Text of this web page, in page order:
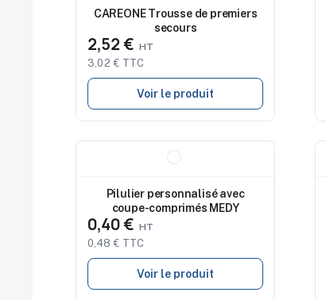
CAREONE Trousse de premiers
secours
2,52 €
3,02 € TTC
Voir le produit
Pilulier personnalisé avec
coupe-comprimés MEDY
0,40 €
0,48 € TTC
Voir le produit